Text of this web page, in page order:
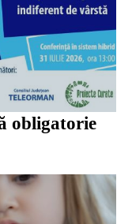
obligatorie